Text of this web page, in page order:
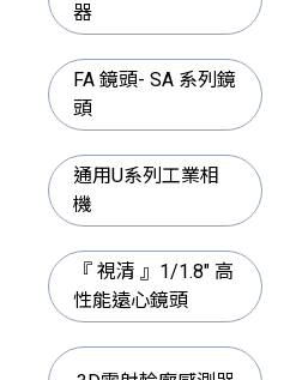
器
FA 鏡頭- SA 系列鏡
頭
通用U系列工業相
機
『 視清 』1/1.8" 高
性能遠心鏡頭